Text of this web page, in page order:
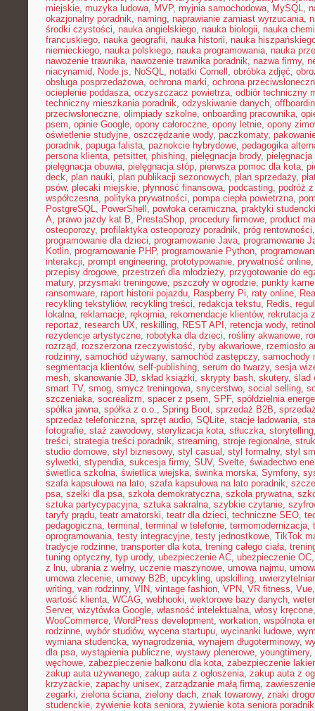
miejskie, muzyka ludowa, MVP, myjnia samochodowa, MySQL,
okazjonalny poradnik, naming, naprawianie zamiast wyrzucania,
środki czystości, nauka angielskiego, nauka biologii, nauka
francuskiego, nauka geografii, nauka historii, nauka
niemieckiego, nauka polskiego, nauka programowania, nauka
nawożenie trawnika, nawożenie trawnika poradnik, nazwa firmy,
niacynamid, Node.js, NoSQL, notatki Cornell , obróbka zdjęć,
obsługa posprzedażowa, ochrona marki, ochrona
ocieplenie poddasza, oczyszczacz powietrza, odbiór techniczny
techniczny mieszkania poradnik, odzyskiwanie danych,
przeciwsłoneczne, olimpiady szkolne, onboarding pracownika,
psem, opinie Google, opony całoroczne, opony letnie, opony
oświetlenie studyjne, oszczędzanie wody, paczkomaty,
poradnik, papuga falista, paznokcie hybrydowe, pedagogika
persona klienta, petsitter, phishing, pielęgnacja brody, pielęgnacja
pielęgnacja obuwia, pielęgnacja stóp, pierwsza pomoc dla kota,
deck, plan nauki, plan publikacji sezonowych, plan sprzedaży,
psów, plecaki miejskie, płynność finansowa, podcasting, podróż
współczesna, polityka prywatności, pompa ciepła powietrzna,
PostgreSQL, PowerShell , powłoka ceramiczna, praktyki
A, prawo jazdy kat B, PrestaShop, procedury firmowe, product
osteoporozy, profilaktyka osteoporozy poradnik, próg rentowności
programowanie dla dzieci, programowanie Java, programowanie
Kotlin, programowanie PHP, programowanie Python,
interakcji, prompt engineering, prototypowanie, prywatność online
przepisy drogowe, przestrzeń dla młodzieży, przygotowanie do
matury, przysmaki treningowe, pszczoły w ogrodzie, punkty karne
ransomware, raport historii pojazdu, Raspberry Pi, raty online,
recykling tekstyliów, recykling treści, redakcja tekstu, Redis,
lokalna, reklamacje, rękojmia, rekomendacje klientów, rekrutacja
reportaż, research UX, reskilling, REST API , retencja wody, retinol
rezydencje artystyczne, robotyka dla dzieci, rośliny akwariowe,
rozrząd, rozszerzona rzeczywistość, ryby akwariowe, rzemiosło
rodzinny, samochód używany, samochód zastępczy, samochody
segmentacja klientów, self-publishing, serum do twarzy, sesja
mesh, skanowanie 3D, skład książki, skrypty bash, skutery, ślad
smart TV, smog, smycz treningowa, snycerstwo, social selling,
szczeniaka, socrealizm, spacer z psem, SPF, spółdzielnia
spółka jawna, spółka z o.o., Spring Boot, sprzedaż B2B,
sprzedaż telefoniczna, sprzęt audio, SQLite, stacje ładowania,
fotografie, staż zawodowy, sterylizacja kota, stłuczka, storytelling
treści, strategia treści poradnik, streaming, stroje regionalne,
studio domowe, styl biznesowy, styl casual , styl formalny, styl
sylwetki, stypendia, sukcesja firmy, SUV, Svelte, świadectwo
świetlica szkolna, świetlica wiejska, świnka morska, Symfony,
szafa kapsułowa na lato, szafa kapsułowa na lato poradnik,
psa, szelki dla psa, szkoła demokratyczna, szkoła prywatna,
sztuka partycypacyjna, sztuka sakralna, szybkie czytanie,
taryfy prądu, teatr amatorski, teatr dla dzieci, techniczne SEO,
pedagogiczna, terminal , terminal w telefonie, termomodernizacja,
oprogramowania, testy integracyjne, testy jednostkowe, TikTok
tradycje rodzinne, transporter dla kota, trening całego ciała,
tuning optyczny, typ urody, ubezpieczenie AC, ubezpieczenie OC
z lnu, ubrania z wełny, uczenie maszynowe, umowa najmu,
umowa zlecenie, umowy B2B, upcykling, upskilling,
writing, van rodzinny, VIN, vintage fashion, VPN, VR fitness, Vue
wartość klienta, WCAG, webhooki, wektorowe bazy danych,
Server, wizytówka Google, własność intelektualna, włosy kręcone
WooCommerce, WordPress development, workation, wspólnota
rodzinne, wybór studiów, wycena startupu, wycinanki ludowe,
wymiana studencka, wynagrodzenia, wynajem długoterminowy,
dla psa, wystąpienia publiczne, wystawy plenerowe, youngtimery,
węchowe, zabezpieczenie balkonu dla kota, zabezpieczenie
zakup auta używanego, zakup auta z ogłoszenia, zakup auta z
krzyżackie, zapachy unisex, zarządzanie małą firmą, zawieszenie
zegarki, zielona ściana, zielony dach, znak towarowy, znaki
studenckie, żywienie kota seniora, żywienie kota seniora poradnik